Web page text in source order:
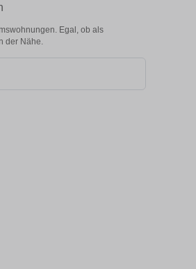
Egal, ob als
der Nähe.